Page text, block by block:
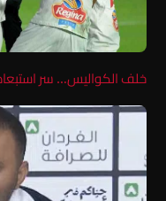
خلف الكواليس… سر استبعاد